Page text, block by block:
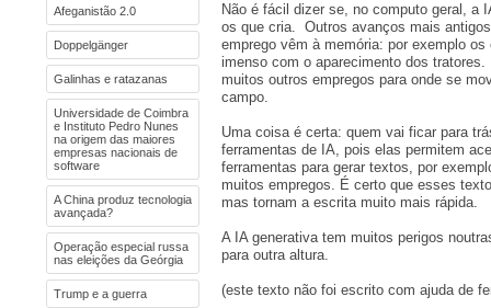
Afeganistão 2.0
Doppelgänger
Galinhas e ratazanas
Universidade de Coimbra
e Instituto Pedro Nunes
na origem das maiores
empresas nacionais de
software
A China produz tecnologia
avançada?
Operação especial russa
nas eleições da Geórgia
Trump e a guerra
Não é fácil dizer se, no computo geral, a
os que cria. Outros avanços mais
emprego vêm à memória: por exemplo
imenso com o aparecimento dos
muitos outros empregos para onde se
campo.
Uma coisa é certa: quem vai ficar para
ferramentas de IA, pois elas permitem
ferramentas para gerar textos, por
muitos empregos. É certo que esses
mas tornam a escrita muito mais rápida.
A IA generativa tem muitos perigos
para outra altura.
(este texto não foi escrito com ajuda de